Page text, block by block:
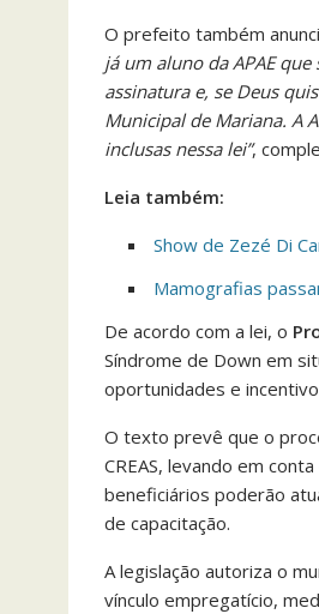
O prefeito também
já um aluno da APAE
assinatura e, se Deus
Municipal de Mariana. A
inclusas nessa lei”,
Leia também:
Show de Zezé Di
Mamografias
De acordo com a lei, o
Síndrome de Down em
oportunidades e
O texto prevê que o
CREAS, levando em
beneficiários poderão
de capacitação.
A legislação autoriza o
vínculo empregatício,